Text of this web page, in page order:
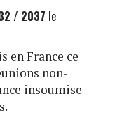
/ 2037 le
en France ce
non-
insoumise